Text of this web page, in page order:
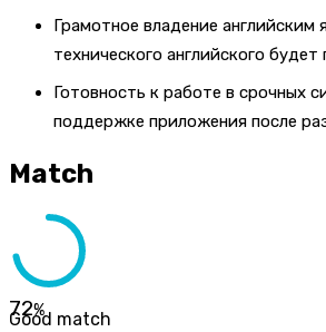
Грамотное владение английским
технического английского
Готовность к работе в срочных
поддержке приложения после
Match
72%
Good match